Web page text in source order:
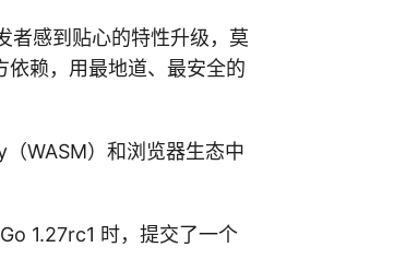
者感到贴心的特性升级，莫
赖，用最地道、最安全的
WASM）和浏览器生态中
1.27rc1 时，提交了一个